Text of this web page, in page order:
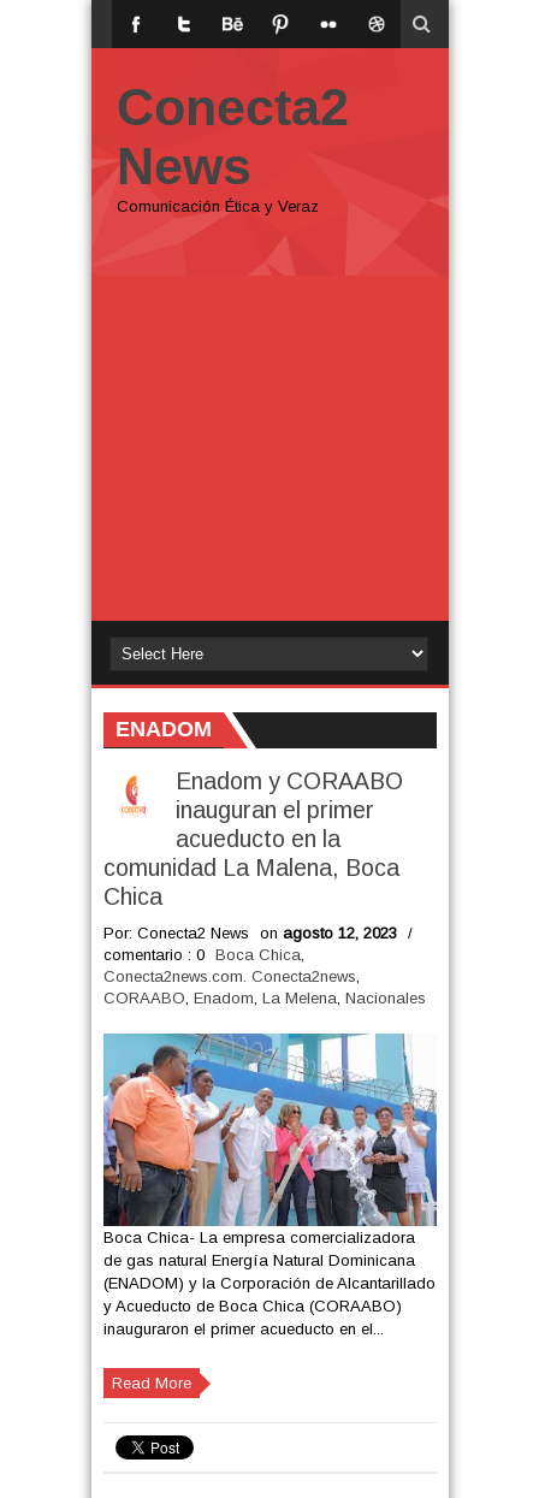
Conecta2
News
Comunicación Ética y Veraz
ENADOM
Enadom y CORAABO
inauguran el primer
acueducto en la
comunidad La Malena, Boca
Chica
Por: Conecta2 News on agosto 12, 2023
/
comentario : 0
Boca Chica,
Conecta2news.com. Conecta2news,
CORAABO, Enadom, La Melena, Nacionales
Boca Chica- La empresa comercializadora
de gas natural Energía Natural Dominicana
(ENADOM) y la Corporación de Alcantarillado
y Acueducto de Boca Chica (CORAABO)
inauguraron el primer acueducto en el...
Read More